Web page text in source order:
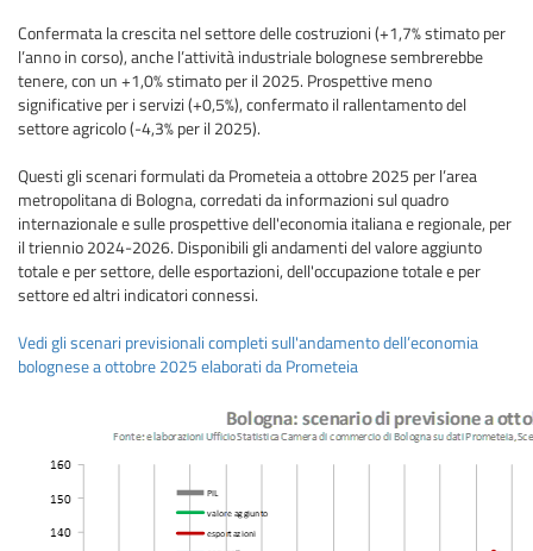
Confermata la crescita nel settore delle costruzioni (+1,7% stimato per
l’anno in corso), anche l’attività industriale bolognese sembrerebbe
tenere, con un +1,0% stimato per il 2025. Prospettive meno
significative per i servizi (+0,5%), confermato il rallentamento del
settore agricolo (-4,3% per il 2025).
Questi gli scenari formulati da Prometeia a ottobre 2025 per l’area
metropolitana di Bologna, corredati da informazioni sul quadro
internazionale e sulle prospettive dell'economia italiana e regionale, per
il triennio 2024-2026. Disponibili gli andamenti del valore aggiunto
totale e per settore, delle esportazioni, dell'occupazione totale e per
settore ed altri indicatori connessi.
Vedi gli scenari previsionali completi sull'andamento dell’economia
bolognese a ottobre 2025 elaborati da Prometeia